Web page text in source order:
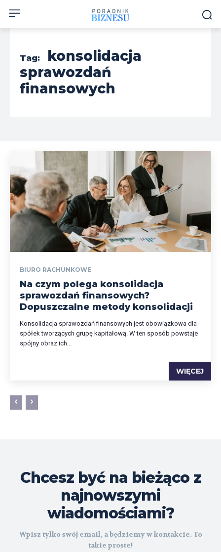
Tag:
konsolidacja
sprawozdań
finansowych
BIURO RACHUNKOWE
Na czym polega konsolidacja
sprawozdań finansowych?
Dopuszczalne metody konsolidacji
Konsolidacja sprawozdań finansowych jest obowiązkowa dla
spółek tworzących grupę kapitałową. W ten sposób powstaje
spójny obraz ich...
WIĘCEJ
Chcesz być na bieżąco z
najnowszymi
wiadomościami?
Wpisz tylko swój email, a będziemy w kontakcie. To
takie proste!